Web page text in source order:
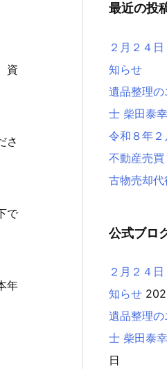
資
さ
で
年
最近の投
２月２４
知らせ
遺品整理
士 柴田泰
令和８年
不動産売買
古物売却代
公式ブロ
２月２４
知らせ
遺品整理
士 柴田泰
日